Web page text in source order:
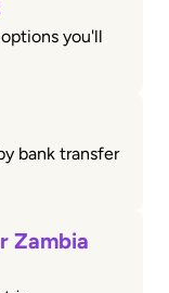
you'll
bank transfer
Zambia